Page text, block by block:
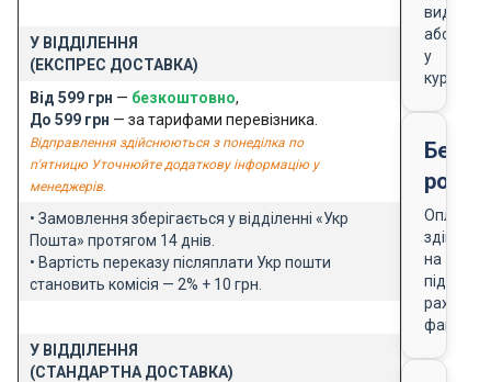
У ВІДДІЛЕННЯ
(ЕКСПРЕС ДОСТАВКА)
Від 599 грн — безкоштовно,
До 599 грн — за тарифами перевізника.
Відправлення здійснюються з понеділка по
п'ятницю Уточнюйте додаткову інформацію у
менеджерів.
• Замовлення зберігається у відділенні «Укр
Пошта» протягом 14 днів.
• Вартість переказу післяплати Укр пошти
становить комісія — 2% + 10 грн.
У ВІДДІЛЕННЯ
(СТАНДАРТНА ДОСТАВКА)
видачі
або
у
кур'єра
Оплата
на
підставі
рахунку-
фактури